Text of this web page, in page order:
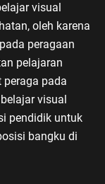
visual
oleh karena
peragaan
pelajaran
pada
visual
pendidik untuk
bangku di